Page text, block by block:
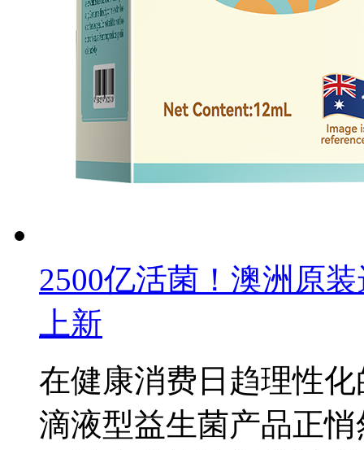
2500亿活菌！澳洲原
上新
在健康消费日趋理性
滴液型益生菌产品正